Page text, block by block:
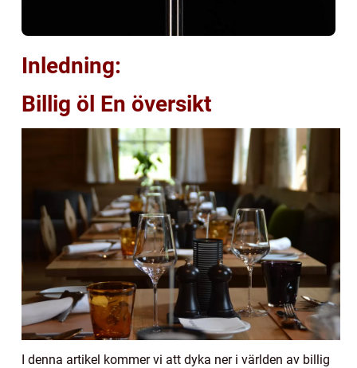
Inledning:
Billig öl En översikt
I denna artikel kommer vi att dyka ner i världen av billig